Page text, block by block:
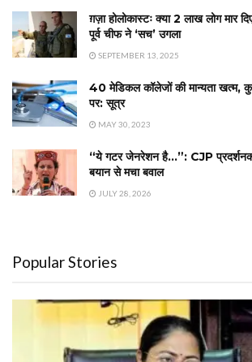
ग़ज़ा होलोकास्टः क्या 2 लाख लोग मार
पूर्व चीफ ने ‘सच’ उगला
SEPTEMBER 13, 2025
40 मेडिकल कॉलेजों की मान्यता खत्म,
पर: सूत्र
MAY 30, 2023
“ये गटर जेनरेशन है…”: CJP
बयान से मचा बवाल
JULY 28, 2026
Popular Stories